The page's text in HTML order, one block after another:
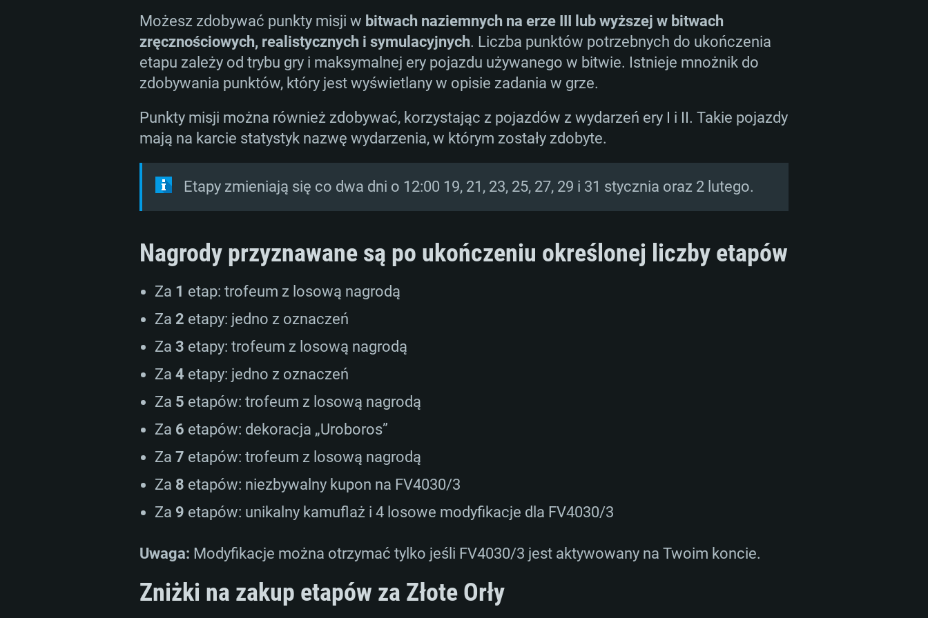
Możesz zdobywać punkty misji w bitwach naziemnych na erze III lub wyższej w bitwach
zręcznościowych, realistycznych i symulacyjnych. Liczba punktów potrzebnych do ukończenia
etapu zależy od trybu gry i maksymalnej ery pojazdu używanego w bitwie. Istnieje mnożnik do
zdobywania punktów, który jest wyświetlany w opisie zadania w grze.
Punkty misji można również zdobywać, korzystając z pojazdów z wydarzeń ery I i II. Takie pojazdy
mają na karcie statystyk nazwę wydarzenia, w którym zostały zdobyte.
Etapy zmieniają się co dwa dni o 12:00 19, 21, 23, 25, 27, 29 i 31 stycznia oraz 2 lutego.
Nagrody przyznawane są po ukończeniu określonej liczby etapów
Za 1 etap: trofeum z losową nagrodą
Za 2 etapy: jedno z oznaczeń
Za 3 etapy: trofeum z losową nagrodą
Za 4 etapy: jedno z oznaczeń
Za 5 etapów: trofeum z losową nagrodą
Za 6 etapów: dekoracja „Uroboros”
Za 7 etapów: trofeum z losową nagrodą
Za 8 etapów: niezbywalny kupon na FV4030/3
Za 9 etapów: unikalny kamuflaż i 4 losowe modyfikacje dla FV4030/3
Uwaga: Modyfikacje można otrzymać tylko jeśli FV4030/3 jest aktywowany na Twoim koncie.
Zniżki na zakup etapów za Złote Orły